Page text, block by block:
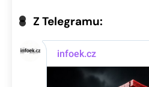
Z Telegramu: